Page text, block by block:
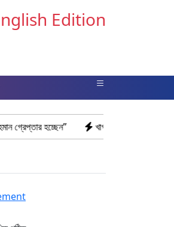
Edition
খাগড়াছড়ি রামগড় পুলিশের অভিযানে: ১৫